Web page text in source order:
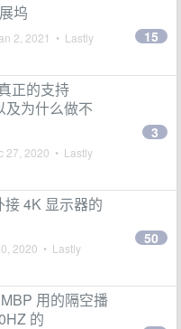
坞
2, 2021 • Lastly
15
正的支持
及为什么做不
27, 2020 • Lastly
3
4K 显示器的
2020 • Lastly
50
用的隔空播
的